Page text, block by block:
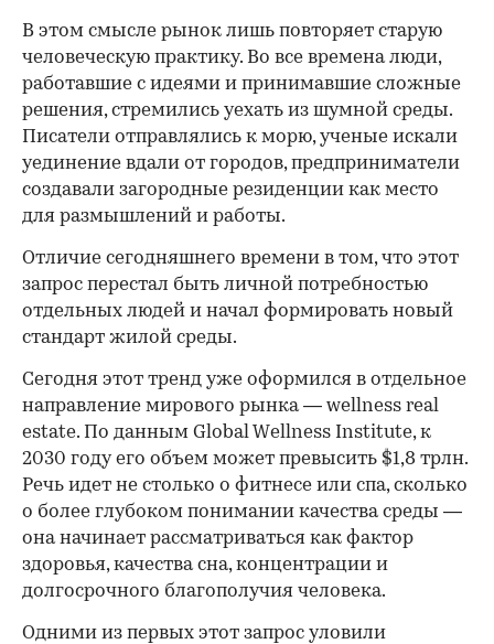
В этом смысле рынок лишь повторяет старую
человеческую практику. Во все времена люди,
работавшие с идеями и принимавшие сложные
решения, стремились уехать из шумной среды.
Писатели отправлялись к морю, ученые искали
уединение вдали от городов, предприниматели
создавали загородные резиденции как место
для размышлений и работы.
Отличие сегодняшнего времени в том, что этот
запрос перестал быть личной потребностью
отдельных людей и начал формировать новый
стандарт жилой среды.
Сегодня этот тренд уже оформился в отдельное
направление мирового рынка — wellness real
estate. По данным Global Wellness Institute, к
2030 году его объем может превысить $1,8 трлн.
Речь идет не столько о фитнесе или спа, сколько
о более глубоком понимании качества среды —
она начинает рассматриваться как фактор
здоровья, качества сна, концентрации и
долгосрочного благополучия человека.
Одними из первых этот запрос уловили